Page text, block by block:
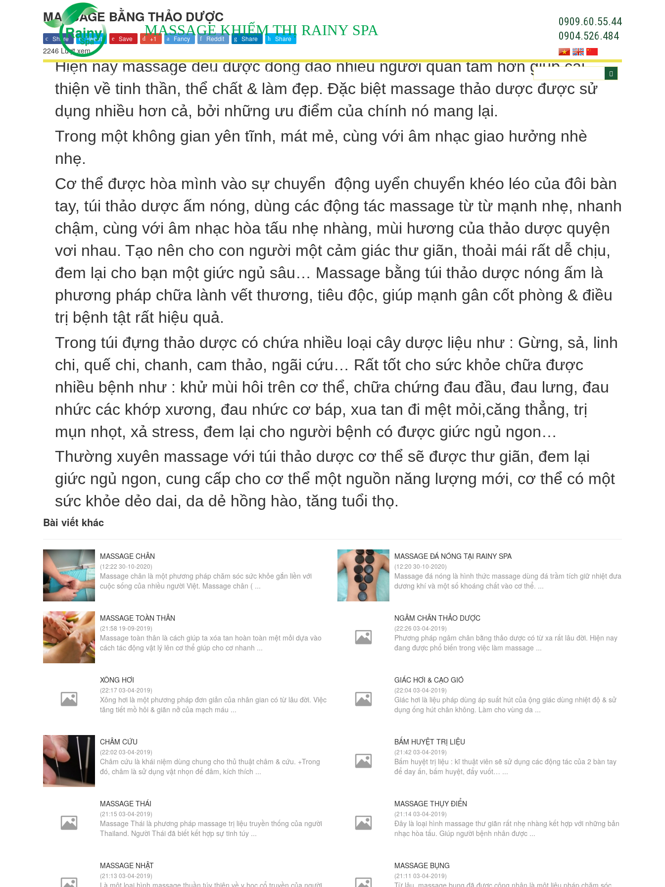
MASSAGE KHIẾM THỊ RAINY SPA
0909.60.55.44
0904.526.484
TRANG CHỦ GIỚI THIỆU DỊCH VỤ KHUYẾN MÃI TIN TỨC TUYỂN DỤNG LIÊN HỆ
MASSAGE BẰNG THẢO DƯỢC
Share Tweet Save +1 Fancy Reddit Share Share
2246 Lượt xem
Hiện nay massage đều được đông đảo nhiều người quan tâm hơn giúp cải
thiện về tinh thần, thể chất & làm đẹp. Đặc biệt massage thảo dược được sử
dụng nhiều hơn cả, bởi những ưu điểm của chính nó mang lại.
Trong một không gian yên tĩnh, mát mẻ, cùng với âm nhạc giao hưởng nhè
nhẹ.
Cơ thể được hòa mình vào sự chuyển động uyển chuyển khéo léo của đôi bàn
tay, túi thảo dược ấm nóng, dùng các động tác massage từ từ mạnh nhẹ, nhanh
chậm, cùng với âm nhạc hòa tấu nhẹ nhàng, mùi hương của thảo dược quyện
vơi nhau. Tạo nên cho con người một cảm giác thư giãn, thoải mái rất dễ chịu,
đem lại cho bạn một giức ngủ sâu… Massage bằng túi thảo dược nóng ấm là
phương pháp chữa lành vết thương, tiêu độc, giúp mạnh gân cốt phòng & điều
trị bệnh tật rất hiệu quả.
Trong túi đựng thảo dược có chứa nhiều loại cây dược liệu như : Gừng, sả, linh
chi, quế chi, chanh, cam thảo, ngãi cứu… Rất tốt cho sức khỏe chữa được
nhiều bệnh như : khử mùi hôi trên cơ thể, chữa chứng đau đầu, đau lưng, đau
nhức các khớp xương, đau nhức cơ báp, xua tan đi mệt mỏi,căng thẳng, trị
mụn nhọt, xả stress, đem lại cho người bệnh có được giức ngủ ngon…
Thường xuyên massage với túi thảo dược cơ thể sẽ được thư giãn, đem lại
giức ngủ ngon, cung cấp cho cơ thể một nguồn năng lượng mới, cơ thể có một
sức khỏe dẻo dai, da dẻ hồng hào, tăng tuổi thọ.
Bài viết khác
MASSAGE CHÂN
(12:22 30-10-2020)
Massage chân là một phương pháp chăm sóc sức khỏe gắn liền với
cuộc sống của nhiều người Việt. Massage chân ( ...
MASSAGE ĐÁ NÓNG TẠI RAINY SPA
(12:20 30-10-2020)
Massage đá nóng là hình thức massage dùng đá trầm tích giữ nhiệt đưa
dương khí và một số khoáng chất vào cơ thể. ...
MASSAGE TOÀN THÂN
(21:58 19-09-2019)
Massage toàn thân là cách giúp ta xóa tan hoàn toàn mệt mỏi dựa vào
cách tác động vật lý lên cơ thể giúp cho cơ nhanh ...
NGÂM CHÂN THẢO DƯỢC
(22:26 03-04-2019)
Phương pháp ngâm chân bằng thảo dược có từ xa rất lâu đời. Hiện nay
đang được phổ biến trong việc làm massage ...
XÔNG HƠI
(22:17 03-04-2019)
Xông hơi là một phương pháp đơn giản của nhân gian có từ lâu đời. Việc
tăng tiết mồ hôi & giãn nở của mạch máu ...
GIÁC HƠI & CẠO GIÓ
(22:04 03-04-2019)
Giác hơi là liệu pháp dùng áp suất hút của ộng giác dùng nhiệt độ & sử
dụng ống hút chân không. Làm cho vùng da ...
CHÂM CỨU
(22:02 03-04-2019)
Châm cứu là khái niệm dùng chung cho thủ thuật châm & cứu. +Trong
đó, châm là sử dụng vật nhọn để đâm, kích thích ...
BẤM HUYỆT TRỊ LIỆU
(21:42 03-04-2019)
Bấm huyệt trị liệu : kĩ thuật viên sẽ sử dụng các động tác của 2 bàn tay
để day ấn, bấm huyệt, đẩy vuốt… ...
MASSAGE THÁI
(21:15 03-04-2019)
Massage Thái là phương pháp massage trị liệu truyền thống của người
Thailand. Người Thái đã biết kết hợp sự tinh túy ...
MASSAGE THỤY ĐIỂN
(21:14 03-04-2019)
Đây là loại hình massage thư giãn rất nhẹ nhàng kết hợp với những bản
nhạc hòa tấu. Giúp người bệnh nhân được ...
MASSAGE NHẬT
(21:13 03-04-2019)
MASSAGE BỤNG
(21:11 03-04-2019)